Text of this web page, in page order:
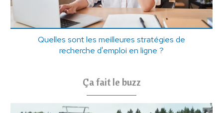
Quelles sont les meilleures stratégies de
recherche d'emploi en ligne ?
Ça fait le buzz